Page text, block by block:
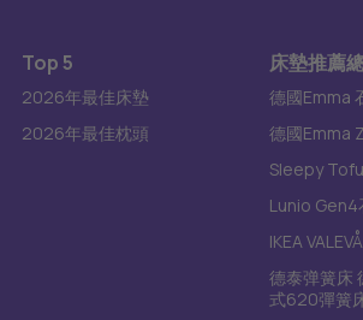
Top 5
2026年最佳床墊
2026年最佳枕頭
床墊推薦
德國Emma
德國Emma
Sleepy
Lunio Gen4
IKEA
德泰弹簧床
式620彈簧